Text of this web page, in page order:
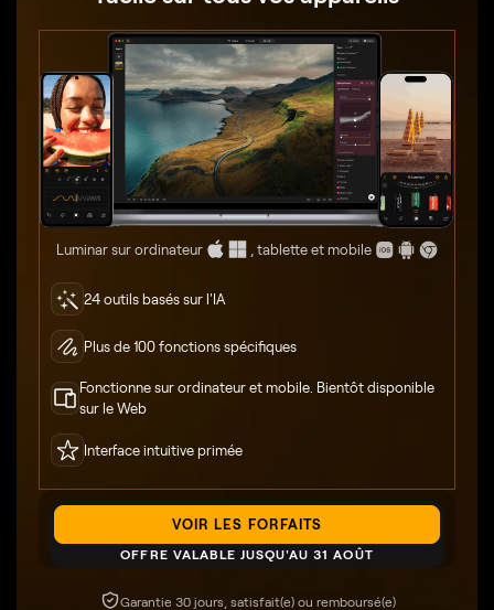
Luminar sur ordinateur , tablette et mobile
24 outils basés sur l'IA
Plus de 100 fonctions spécifiques
Fonctionne sur ordinateur et mobile. Bientôt disponible
sur le Web
Interface intuitive primée
VOIR LES FORFAITS
OFFRE VALABLE JUSQU'AU 31 AOÛT
Garantie 30 jours, satisfait(e) ou remboursé(e)